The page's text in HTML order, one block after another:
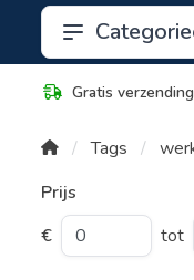
Gratis
Tags
Prijs
€
tot